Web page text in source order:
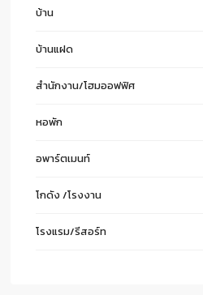
บ้าน
บ้านแฝด
สำนักงาน/โฮมออฟฟิศ
หอพัก
อพาร์ตเมนท์
โกดัง /โรงงาน
โรงแรม/รีสอร์ท